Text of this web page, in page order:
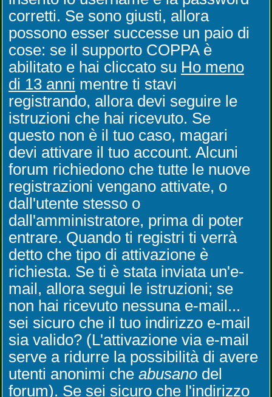
corretti. Se sono giusti, allora
possono esser successe un paio di
cose: se il supporto COPPA è
abilitato e hai cliccato su Ho meno
di 13 anni mentre ti stavi
registrando, allora devi seguire le
istruzioni che hai ricevuto. Se
questo non è il tuo caso, magari
devi attivare il tuo account. Alcuni
forum richiedono che tutte le nuove
registrazioni vengano attivate, o
dall'utente stesso o
dall'amministratore, prima di poter
entrare. Quando ti registri ti verrà
detto che tipo di attivazione è
richiesta. Se ti è stata inviata un'e-
mail, allora segui le istruzioni; se
non hai ricevuto nessuna e-mail...
sei sicuro che il tuo indirizzo e-mail
sia valido? (L'attivazione via e-mail
serve a ridurre la possibilità di avere
utenti anonimi che abusano del
forum). Se sei sicuro che l'indirizzo